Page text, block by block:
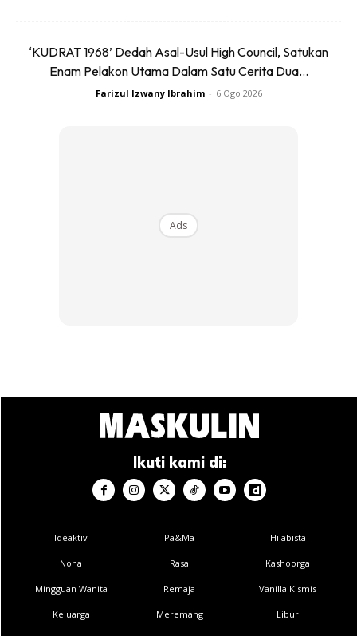
Plank (30 saat) – 2-3 set
Ads
Minggu 3-4: Tambah Sedikit Intensiti
‘KUDRAT 1968’ Dedah Asal-Usul High Council, Satukan
Enam Pelakon Utama Dalam Satu Cerita Dua...
Farizul Izwany Ibrahim - 6 Ogo 2026
Ads
Ikuti kami di:
Ideaktiv
Nona
Mingguan Wanita
Keluarga
Pa&Ma
Rasa
Remaja
Meremang
Hijabista
Kashoorga
Vanilla Kismis
Libur